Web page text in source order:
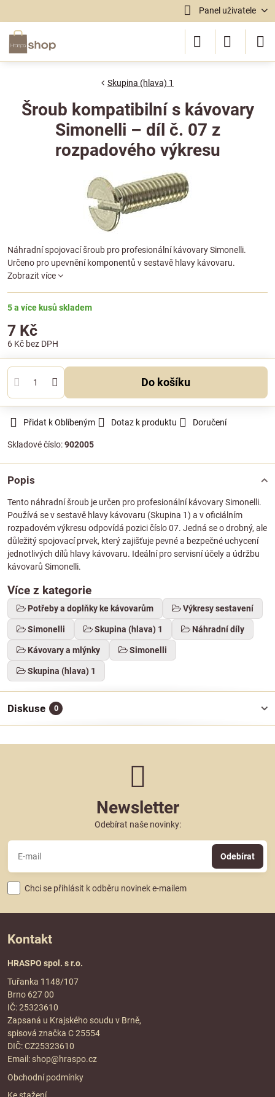
Panel uživatele
Skupina (hlava) 1
Šroub kompatibilní s kávovary
Simonelli – díl č. 07 z
rozpadového výkresu
Náhradní spojovací šroub pro profesionální kávovary Simonelli.
Určeno pro upevnění komponentů v sestavě hlavy kávovaru.
Zobrazit více
5 a více kusů skladem
7 Kč
6 Kč bez DPH
Do košíku
Přidat k Oblíbeným Dotaz k produktu Doručení
Skladové číslo:902005
Popis
Tento náhradní šroub je určen pro profesionální kávovary Simonelli.
Používá se v sestavě hlavy kávovaru (Skupina 1) a v oficiálním
rozpadovém výkresu odpovídá pozici číslo 07. Jedná se o drobný, ale
důležitý spojovací prvek, který zajišťuje pevné a bezpečné uchycení
jednotlivých dílů hlavy kávovaru. Ideální pro servisní účely a údržbu
kávovarů Simonelli.
Více z kategorie
Potřeby a doplňky ke kávovarům Výkresy sestavení
Simonelli Skupina (hlava) 1 Náhradní díly
Kávovary a mlýnky Simonelli
Skupina (hlava) 1
Diskuse 0
Newsletter
Odebírat naše novinky:
Odebírat
Chci se přihlásit k odběru novinek e-mailem
Kontakt
HRASPO spol. s r.o.
Tuřanka 1148/107
Brno 627 00
IČ: 25323610
Zapsaná u Krajského soudu v Brně,
spisová značka C 25554
DIČ: CZ25323610
Email: shop@hraspo.cz
Obchodní podmínky